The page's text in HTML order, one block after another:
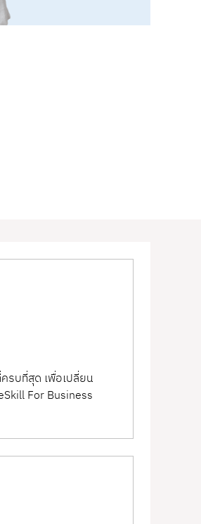
ระบบจัดอบรม
ลเพื่อนำไปใช้วางแผน
ยนแปลงในอนาคต
รบที่สุด เพื่อเปลี่ยน
For Business